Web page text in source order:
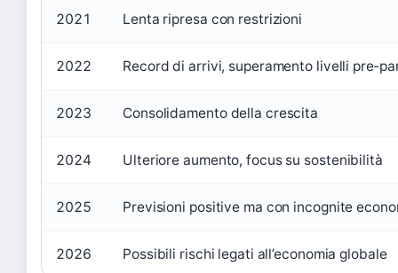
2021 Lenta ripresa con restrizioni
2022 Record di arrivi, superamento livelli
2023 Consolidamento della crescita
2024 Ulteriore aumento, focus su sostenibilità
2025 Previsioni positive ma con incognite
2026 Possibili rischi legati all’economia globale